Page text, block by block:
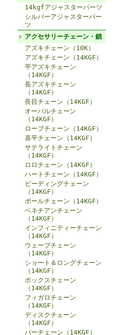
14kgfアジャスターパーツ
シルバーアジャスターパー
ツ
アクセサリーチェーン・鎖
アズキチェーン（10K）
アズキチェーン（14KGF）
平アズキチェーン
（14KGF）
長アズキチェーン
（14KGF）
長目チェーン（14KGF）
オーバルチェーン
（14KGF）
ロープチェーン（14KGF）
喜平チェーン（14KGF）
サテライトチェーン
（14KGF）
ロロチェーン（14KGF）
ハートチェーン（14KGF）
ビーディングチェーン
（14KGF）
ボールチェーン（14KGF）
ベネチアンチェーン
（14KGF）
インフィニティーチェーン
（14KGF）
ウェーブチェーン
（14KGF）
ショート＆ロングチェーン
（14KGF）
ボックスチェーン
（14KGF）
フィガロチェーン
（14KGF）
ディスクチェーン
（14KGF）
バーチェーン（14KGF）